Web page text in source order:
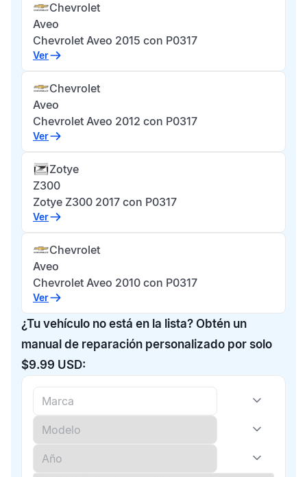
Chevrolet
Aveo
Chevrolet Aveo 2015 con P0317
Ver
Chevrolet
Aveo
Chevrolet Aveo 2012 con P0317
Ver
Zotye
Z300
Zotye Z300 2017 con P0317
Ver
Chevrolet
Aveo
Chevrolet Aveo 2010 con P0317
Ver
¿Tu vehículo no está en la lista? Obtén un
manual de reparación personalizado por solo
$9.99 USD: